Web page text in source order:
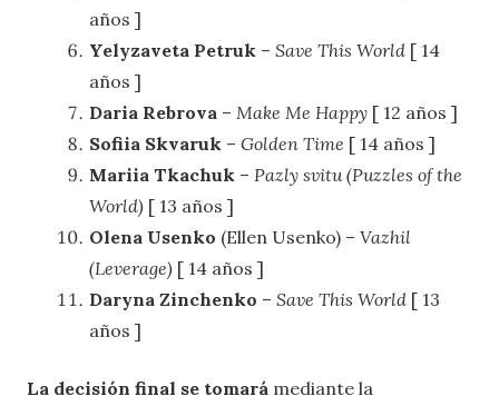
años ]
Yelyzaveta Petruk – Save This World [ 14
años ]
Daria Rebrova – Make Me Happy [ 12 años ]
Sofiia Skvaruk – Golden Time [ 14 años ]
Mariia Tkachuk – Pazly svitu (Puzzles of the
World) [ 13 años ]
Olena Usenko (Ellen Usenko) – Vazhil
(Leverage) [ 14 años ]
Daryna Zinchenko – Save This World [ 13
años ]
La decisión final se tomará mediante la